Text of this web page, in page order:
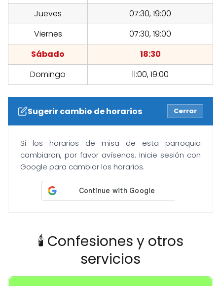
Jueves
07:30, 19:00
Viernes
07:30, 19:00
Sábado
18:30
Domingo
11:00, 19:00
Sugerir cambio de horarios Cerrar
Si los horarios de misa de esta parroquia
cambiaron, por favor avísenos. Inicie sesión con
Google para cambiar los horarios.
🕯️ Confesiones y otros
servicios